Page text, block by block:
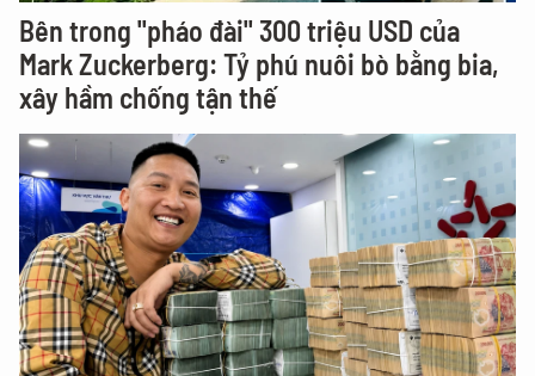
Bên trong "pháo đài" 300 triệu USD của
Mark Zuckerberg: Tỷ phú nuôi bò bằng bia,
xây hầm chống tận thế